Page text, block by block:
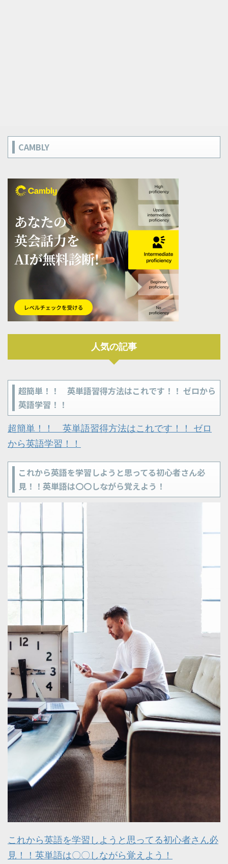
CAMBLY
人気の記事
超簡単！！ 英単語習得方法はこれです！！ ゼロから
英語学習！！
超簡単！！ 英単語習得方法はこれです！！ ゼロ
から英語学習！！
これから英語を学習しようと思ってる初心者さん必
見！！英単語は〇〇しながら覚えよう！
これから英語を学習しようと思ってる初心者さん必
見！！英単語は〇〇しながら覚えよう！